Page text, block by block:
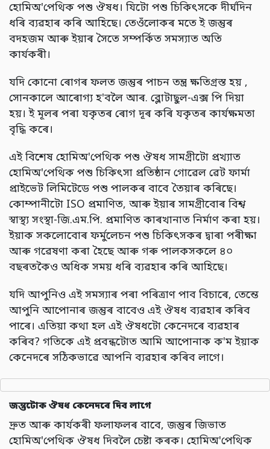
হোমিঅ'পেথিক পশু ঔষধ। যিটো পশু চিকিৎসকে দীৰ্ঘদিন
ধৰি ব্যৱহাৰ কৰি আহিছে। তেওঁলোকৰ মতে ই জন্তুৰ
বদহজম আৰু ইয়াৰ সৈতে সম্পৰ্কিত সমস্যাত অতি
কাৰ্যকৰী।
যদি কোনো ৰোগৰ ফলত জন্তুৰ পাচন তন্ত্ৰ ক্ষতিগ্ৰস্ত হয় ,
সোনকালে আৰোগ্য হ'বলৈ আৰ. ব্লোটাছুল-এক্স পি দিয়া
হয়। ই মূলৰ পৰা যকৃতৰ ৰোগ দূৰ কৰি যকৃতৰ কাৰ্যক্ষমতা
বৃদ্ধি কৰে।
এই বিশেষ হোমিঅ'পেথিক পশু ঔষধ সামগ্ৰীটো প্ৰখ্যাত
হোমিঅ'পেথিক পশু চিকিৎসা প্ৰতিষ্ঠান গোৱেল ৱেট ফাৰ্মা
প্ৰাইভেট লিমিটেডে পশু পালকৰ বাবে তৈয়াৰ কৰিছে।
কোম্পানীটো ISO প্ৰমাণিত, আৰু ইয়াৰ সামগ্ৰীবোৰ বিশ্ব
স্বাস্থ্য সংস্থা-জি.এম.পি. প্ৰমাণিত কাৰখানাত নিৰ্মাণ কৰা হয়।
ইয়াক সকলোবোৰ ফৰ্মুলেচন পশু চিকিৎসকৰ দ্বাৰা পৰীক্ষা
আৰু গৱেষণা কৰা হৈছে আৰু গৰু পালকসকলে ৪০
বছৰতকৈও অধিক সময় ধৰি ব্যৱহাৰ কৰি আহিছে।
যদি আপুনিও এই সমস্যাৰ পৰা পৰিত্ৰাণ পাব বিচাৰে, তেন্তে
আপুনি আপোনাৰ জন্তুৰ বাবেও এই ঔষধ ব্যৱহাৰ কৰিব
পাৰে। এতিয়া কথা হল এই ঔষধটো কেনেদৰে ব্যৱহাৰ
কৰিব? গতিকে এই প্ৰবন্ধটোত আমি আপোনাক ক'ম ইয়াক
কেনেদৰে সঠিকভাৱে আপনি ব্যৱহাৰ কৰিব লাগে।
জন্তুটোক ঔষধ কেনেদৰে দিব লাগে
দ্ৰুত আৰু কাৰ্যকৰী ফলাফলৰ বাবে, জন্তুৰ জিভাত
হোমিঅ'পেথিক ঔষধ দিবলৈ চেষ্টা কৰক। হোমিঅ'পেথিক